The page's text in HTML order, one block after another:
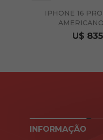
IPHONE 16
U$
INFORMAÇÃO